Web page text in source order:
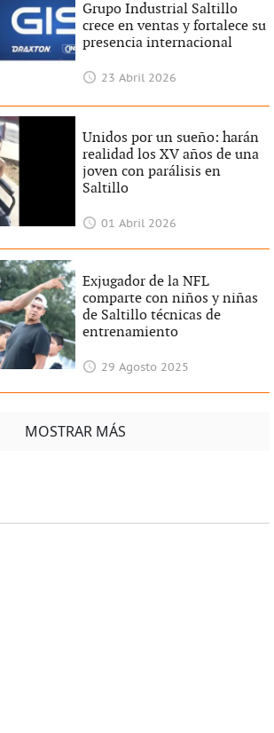
Grupo Industrial Saltillo
crece en ventas y fortalece su
presencia internacional
23 Abril 2026
Unidos por un sueño: harán
realidad los XV años de una
joven con parálisis en
Saltillo
01 Abril 2026
Exjugador de la NFL
comparte con niños y niñas
de Saltillo técnicas de
entrenamiento
29 Agosto 2025
MOSTRAR MÁS